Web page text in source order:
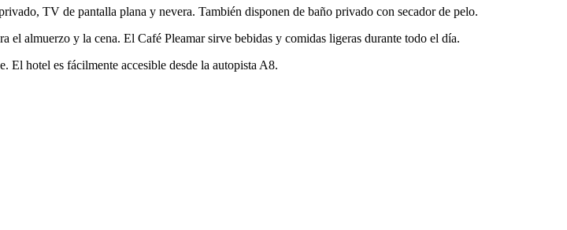
TV de pantalla plana y nevera. También disponen de baño privado con secador de pelo.
el almuerzo y la cena. El Café Pleamar sirve bebidas y comidas ligeras durante todo el día.
El hotel es fácilmente accesible desde la autopista A8.